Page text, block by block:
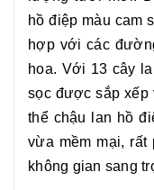
hồ điệp màu cam
hợp với các
hoa. Với 13 cây
sọc được sắp xếp
thể chậu
lan hồ
vừa mềm mại, rất
không gian sang